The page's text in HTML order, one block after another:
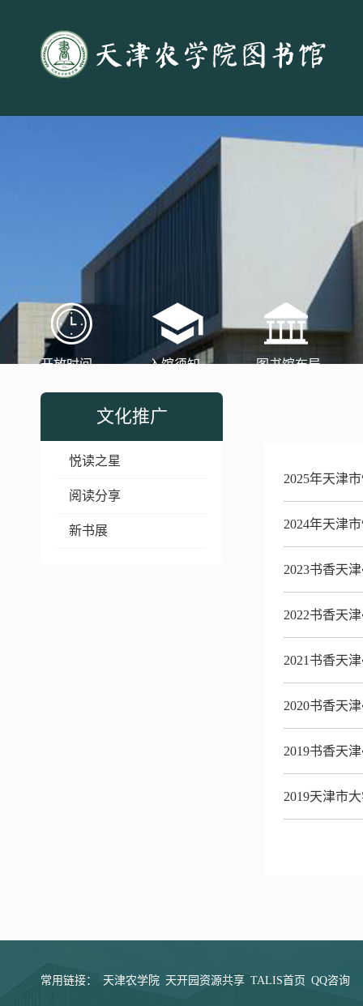
开放时间 入馆须知 图书馆布局
文化推广
悦读之星
阅读分享
新书展
2025年天津
2024年天津
2023书香天
2022书香天
2021书香天
2020书香天
2019书香天
2019天津市
常用链接： 天津农学院 天开园资源共享 TALIS首页 QQ咨询